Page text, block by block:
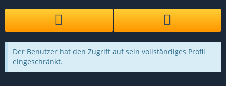
Der Benutzer hat den Zugriff auf sein vollständiges Profil
eingeschränkt.